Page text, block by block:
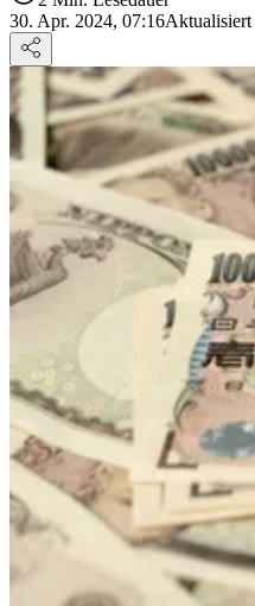
30. Apr. 2024, 07:16Aktualisiert